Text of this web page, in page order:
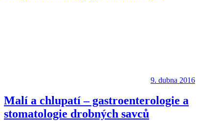
9. dubna 2016
Malí a chlupatí – gastroenterologie a
stomatologie drobných savců